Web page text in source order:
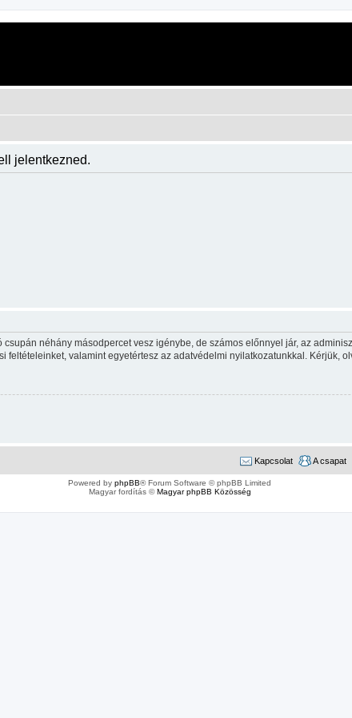
jelentkezned.
néhány másodpercet vesz igénybe, de számos előnnyel jár, az
valamint egyetértesz az adatvédelmi nyilatkozatunkkal. Kérjük,
A csapat
Kapcsolat
Powered by phpBB® Forum Software © phpBB Limited
Magyar fordítás ©Magyar phpBB Közösség